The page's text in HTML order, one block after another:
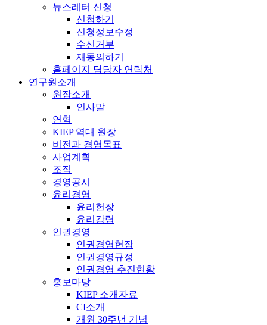
뉴스레터 신청
신청하기
신청정보수정
수신거부
재동의하기
홈페이지 담당자 연락처
연구원소개
원장소개
인사말
연혁
KIEP 역대 원장
비전과 경영목표
사업계획
조직
경영공시
윤리경영
윤리헌장
윤리강령
인권경영
인권경영헌장
인권경영규정
인권경영 추진현황
홍보마당
KIEP 소개자료
CI소개
개원 30주년 기념